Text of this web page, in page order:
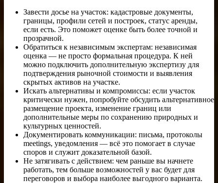
Завести досье на участок: кадастровые документы,
границы, профили сетей и построек, статус аренды,
если есть. Это поможет оценке быть более точной и
прозрачной.
Обратиться к независимым экспертам: независимая
оценка — не просто формальная процедура. К ней
можно подключить дополнительную экспертизу для
подтверждения рыночной стоимости и выявления
скрытых активов на участке.
Искать альтернативы и компромиссы: если участок
критически нужен, попробуйте обсудить альтернативное
размещение проекта, изменение границ или
дополнительные меры по сохранению природных и
культурных ценностей.
Документировать коммуникации: письма, протоколы
meetings, уведомления — всё это помогает в случае
споров и служит доказательной базой.
Не затягивать с действием: чем раньше вы начнете
работать, тем больше возможностей у вас будет для
переговоров и выбора наиболее выгодного варианта.